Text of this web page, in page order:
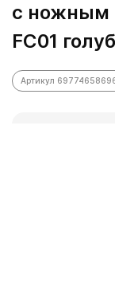
с ножным
FC01
Артикул